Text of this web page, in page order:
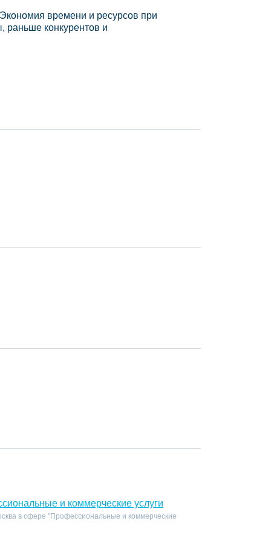
времени и ресурсов при
раньше конкурентов и
и коммерческие услуги
в сфере "Профессиональные и коммерческие